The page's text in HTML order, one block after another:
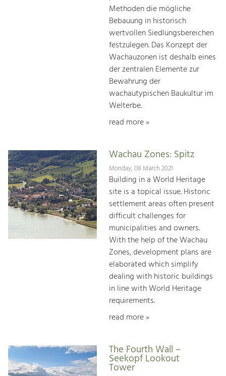
Methoden die mögliche
Bebauung in historisch
wertvollen Siedlungsbereichen
festzulegen. Das Konzept der
Wachauzonen ist deshalb eines
der zentralen Elemente zur
Bewahrung der
wachautypischen Baukultur im
Welterbe.
read more »
Wachau Zones: Spitz
Monday, 08 March 2021
Building in a World Heritage
site is a topical issue. Historic
settlement areas often present
difficult challenges for
municipalities and owners.
With the help of the Wachau
Zones, development plans are
elaborated which simplify
dealing with historic buildings
in line with World Heritage
requirements.
read more »
The Fourth Wall –
Seekopf Lookout
Tower